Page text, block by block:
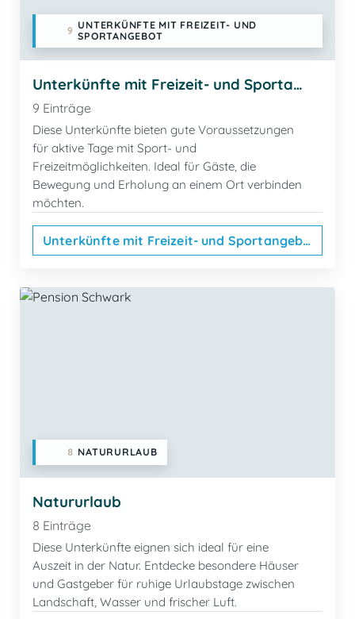
9 UNTERKÜNFTE MIT FREIZEIT- UND
SPORTANGEBOT
Unterkünfte mit Freizeit- und Sportangebot
9 Einträge
Diese Unterkünfte bieten gute Voraussetzungen
für aktive Tage mit Sport- und
Freizeitmöglichkeiten. Ideal für Gäste, die
Bewegung und Erholung an einem Ort verbinden
möchten.
Unterkünfte mit Freizeit- und Sportangebot
8 NATURURLAUB
Natururlaub
8 Einträge
Diese Unterkünfte eignen sich ideal für eine
Auszeit in der Natur. Entdecke besondere Häuser
und Gastgeber für ruhige Urlaubstage zwischen
Landschaft, Wasser und frischer Luft.